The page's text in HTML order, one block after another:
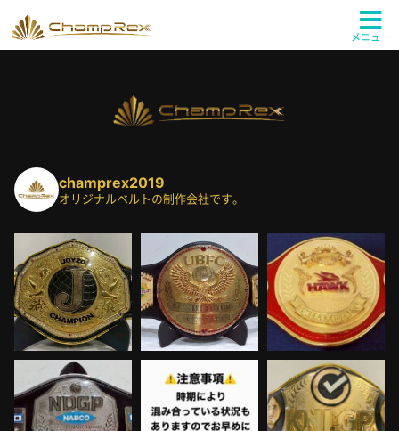
メニュー
champrex2019
オリジナルベルトの制作会社です。